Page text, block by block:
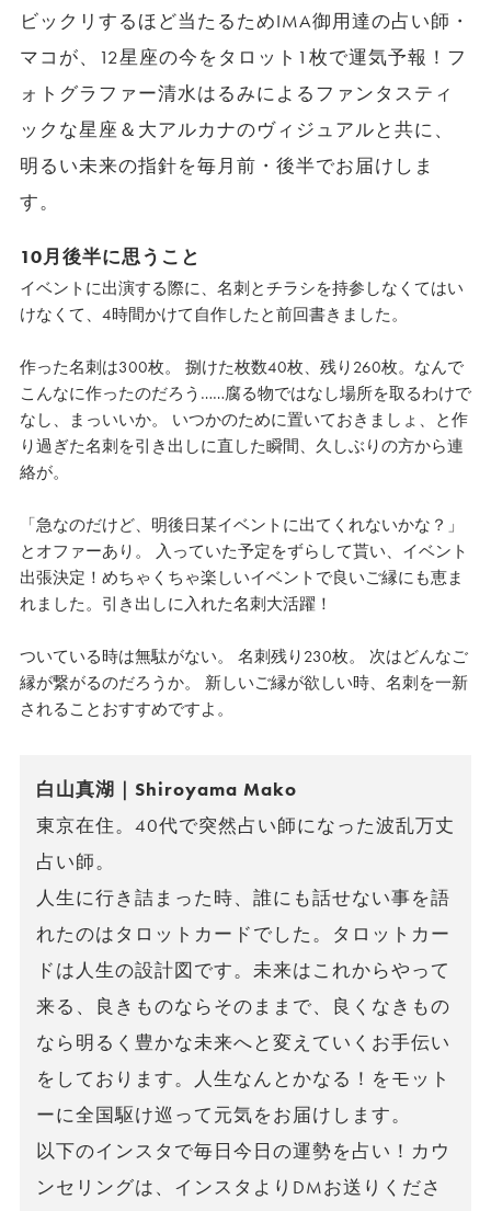
ビックリするほど当たるためIMA御用達の占い師・
マコが、12星座の今をタロット1枚で運気予報！フ
ォトグラファー清水はるみによるファンタスティ
ックな星座＆大アルカナのヴィジュアルと共に、
明るい未来の指針を毎月前・後半でお届けしま
す。
10月後半に思うこと
イベントに出演する際に、 名刺とチラシを持参しなくてはい
けなくて、 4時間かけて自作したと前回書きました。
作った名刺は300枚。 捌けた枚数40枚、残り260枚。 なんで
こんなに作ったのだろう……腐る物ではなし場所を取るわけで
なし、まっいいか。 いつかのために置いておきましょ、
と作
り過ぎた名刺を引き出しに直した瞬間、 久しぶりの方から連
絡が。
「急なのだけど、明後日某イベントに出てくれないかな？」
とオファーあり。 入っていた予定をずらして貰い、イベント
出張決定！ めちゃくちゃ楽しいイベントで良いご縁にも恵ま
れました。 引き出しに入れた名刺大活躍！
ついている時は無駄がない。 名刺残り230枚。 次はどんなご
縁が繋がるのだろうか。 新しいご縁が欲しい時、名刺を一新
されることおすすめですよ。
白山真湖｜Shiroyama Mako
東京在住。40代で突然占い師になった波乱万丈
占い師。
人生に行き詰まった時、誰にも話せない事を語
れたのはタロットカードでした。タロットカー
ドは人生の設計図です。未来はこれからやって
来る、良きものならそのままで、良くなきもの
なら明るく豊かな未来へと変えていくお手伝い
をしております。人生なんとかなる！をモット
ーに全国駆け巡って元気をお届けします。
以下のインスタで毎日今日の運勢を占い！カウ
ンセリングは、インスタよりDMお送りくださ